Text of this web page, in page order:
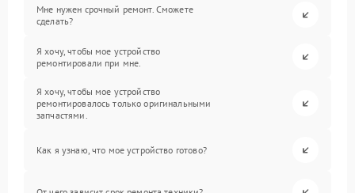
Мне нужен срочный ремонт. Сможете
сделать?
Я хочу, чтобы мое устройство
ремонтировали при мне.
Я хочу, чтобы мое устройство
ремонтировалось только оригинальными
запчастями.
Как я узнаю, что мое устройство готово?